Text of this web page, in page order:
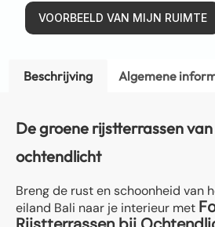
VOORBEELD VAN MIJN RUIMTE
Beschrijving Algemene
De groene rijstterrassen
ochtendlicht
Breng de rust en schoonheid van
eiland Bali naar je interieur met